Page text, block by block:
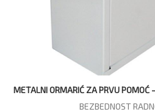
METALNI ORMARIĆ ZA PRVU
BEZBEDNOST